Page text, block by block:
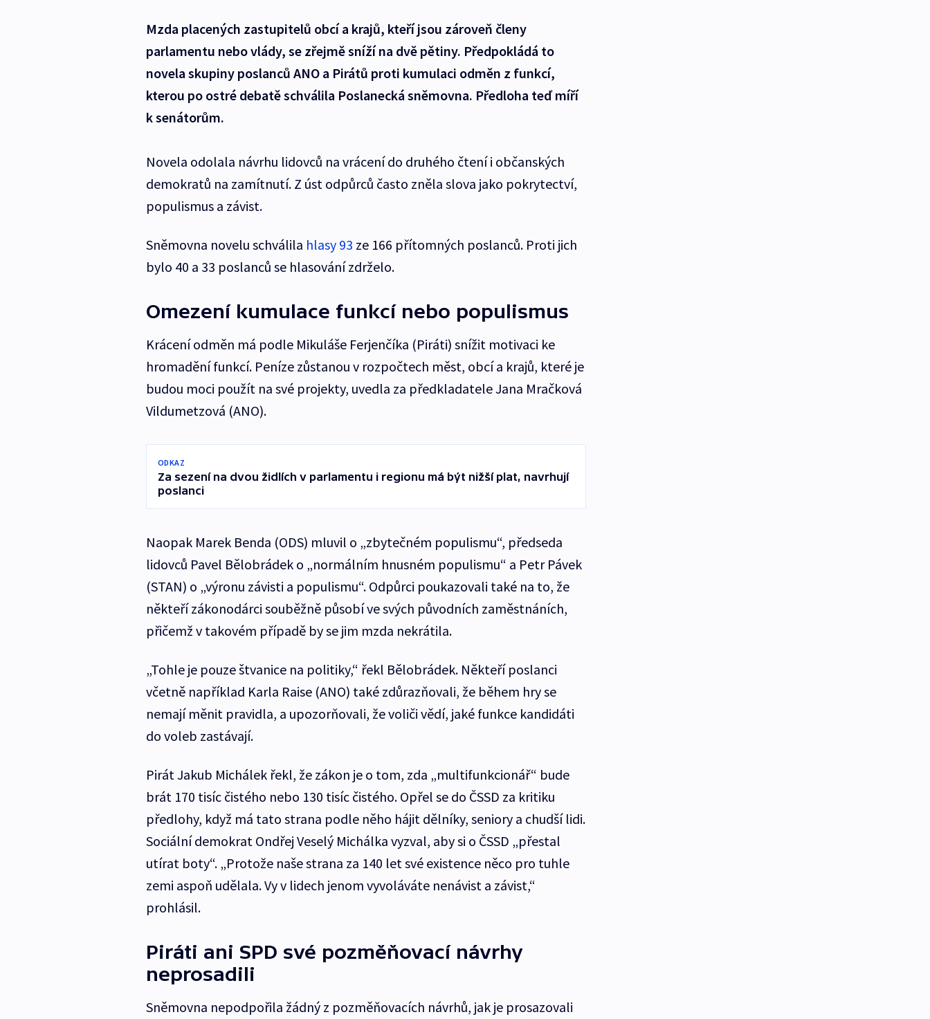
Mzda placených zastupitelů obcí a krajů, kteří jsou zároveň členy
parlamentu nebo vlády, se zřejmě sníží na dvě pětiny. Předpokládá to
novela skupiny poslanců ANO a Pirátů proti kumulaci odměn z funkcí,
kterou po ostré debatě schválila Poslanecká sněmovna. Předloha teď míří
k senátorům.
Novela odolala návrhu lidovců na vrácení do druhého čtení i občanských
demokratů na zamítnutí. Z úst odpůrců často zněla slova jako pokrytectví,
populismus a závist.
Sněmovna novelu schválila hlasy 93 ze 166 přítomných poslanců. Proti jich
bylo 40 a 33 poslanců se hlasování zdrželo.
Omezení kumulace funkcí nebo populismus
Krácení odměn má podle Mikuláše Ferjenčíka (Piráti) snížit motivaci ke
hromadění funkcí. Peníze zůstanou v rozpočtech měst, obcí a krajů, které je
budou moci použít na své projekty, uvedla za předkladatele Jana Mračková
Vildumetzová (ANO).
ODKAZ
Za sezení na dvou židlích v parlamentu i regionu má být nižší plat, navrhují
poslanci
Naopak Marek Benda (ODS) mluvil o „zbytečném populismu“, předseda
lidovců Pavel Bělobrádek o „normálním hnusném populismu“ a Petr Pávek
(STAN) o „výronu závisti a populismu“. Odpůrci poukazovali také na to, že
někteří zákonodárci souběžně působí ve svých původních zaměstnáních,
přičemž v takovém případě by se jim mzda nekrátila.
„Tohle je pouze štvanice na politiky,“ řekl Bělobrádek. Někteří poslanci
včetně například Karla Raise (ANO) také zdůrazňovali, že během hry se
nemají měnit pravidla, a upozorňovali, že voliči vědí, jaké funkce kandidáti
do voleb zastávají.
Pirát Jakub Michálek řekl, že zákon je o tom, zda „multifunkcionář“ bude
brát 170 tisíc čistého nebo 130 tisíc čistého. Opřel se do ČSSD za kritiku
předlohy, když má tato strana podle něho hájit dělníky, seniory a chudší lidi.
Sociální demokrat Ondřej Veselý Michálka vyzval, aby si o ČSSD „přestal
utírat boty“. „Protože naše strana za 140 let své existence něco pro tuhle
zemi aspoň udělala. Vy v lidech jenom vyvoláváte nenávist a závist,“
prohlásil.
Piráti ani SPD své pozměňovací návrhy
neprosadili
Sněmovna nepodpořila žádný z pozměňovacích návrhů, jak je prosazovali